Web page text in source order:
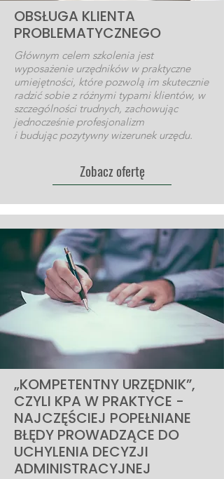
OBSŁUGA KLIENTA
PROBLEMATYCZNEGO
Głównym celem szkolenia jest
wyposażenie urzędników w praktyczne
umiejętności, które pozwolą im skutecznie
radzić sobie z różnymi typami klientów, w
szczególności trudnych, zachowując
jednocześnie profesjonalizm
i budując pozytywny wizerunek urzędu.
Zobacz ofertę
„KOMPETENTNY URZĘDNIK”,
CZYLI KPA W PRAKTYCE -
NAJCZĘŚCIEJ POPEŁNIANE
BŁĘDY PROWADZĄCE DO
UCHYLENIA DECYZJI
ADMINISTRACYJNEJ